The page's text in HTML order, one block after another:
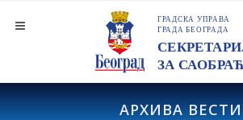
АРХИВА ВЕСТИ